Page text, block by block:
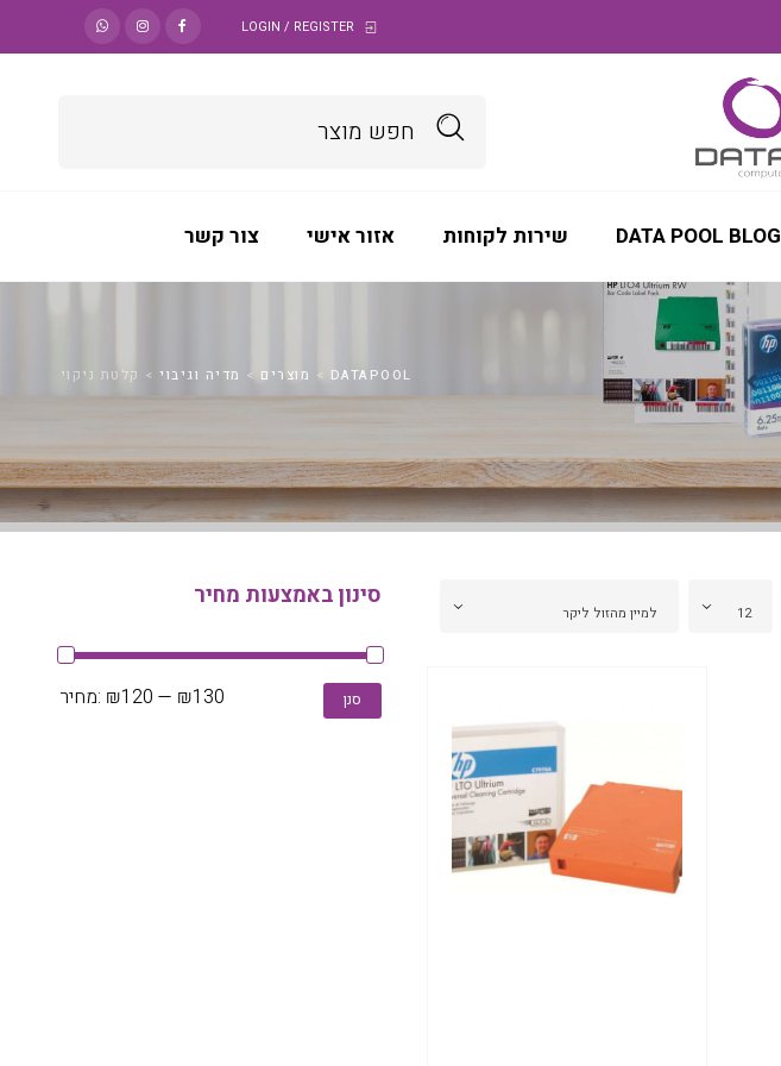
LOGIN / REGISTER
DATA POOL BLOG שירות לקוחות אזור אישי צור קשר
DATAPOOL
> מוצרים > מדיה וגיבוי> קלטת ניקוי
סינון באמצעות מחיר
מחיר
מינימלי
מחיר
מקסימלי
סנן מחיר: ₪120 — ₪130
12 למיין מהזול ליקר